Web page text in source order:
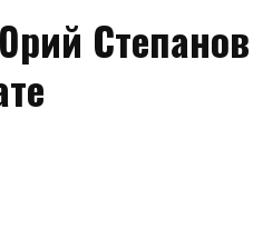
Степанов